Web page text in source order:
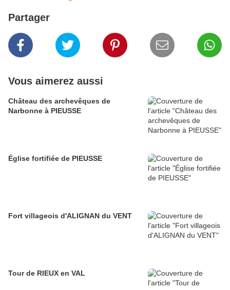
Partager
Vous aimerez aussi
Château des archevêques de
Narbonne à PIEUSSE
Église fortifiée de PIEUSSE
Fort villageois d'ALIGNAN du VENT
Tour de RIEUX en VAL